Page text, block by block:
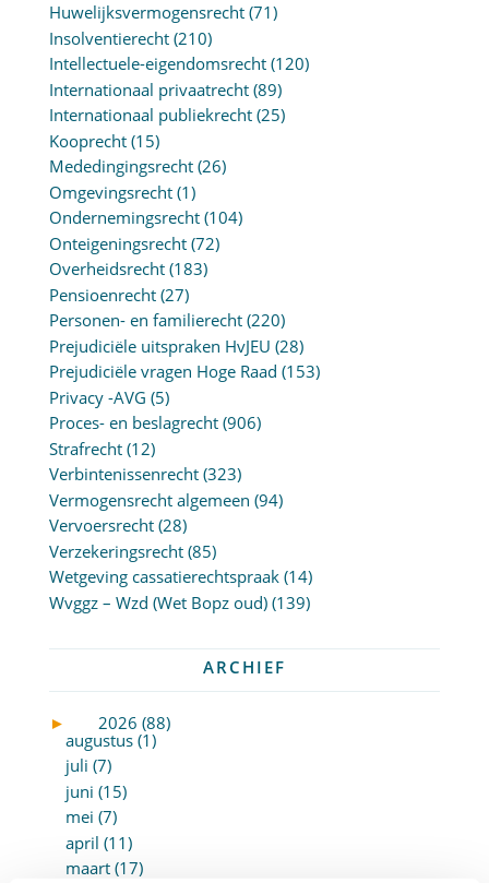
Huwelijksvermogensrecht(71)
Insolventierecht(210)
Intellectuele-eigendomsrecht(120)
Internationaal privaatrecht(89)
Internationaal publiekrecht(25)
Kooprecht(15)
Mededingingsrecht(26)
Omgevingsrecht(1)
Ondernemingsrecht(104)
Onteigeningsrecht(72)
Overheidsrecht(183)
Pensioenrecht(27)
Personen- en familierecht(220)
Prejudiciële uitspraken HvJEU (28)
Prejudiciële vragen Hoge Raad (153)
Privacy -AVG (5)
Proces- en beslagrecht(906)
Strafrecht(12)
Verbintenissenrecht(323)
Vermogensrecht algemeen (94)
Vervoersrecht(28)
Verzekeringsrecht(85)
Wetgeving cassatierechtspraak(14)
Wvggz – Wzd (Wet Bopz oud)(139)
ARCHIEF
►
2026 (88)
augustus (1)
juli (7)
juni (15)
mei (7)
april (11)
maart (17)